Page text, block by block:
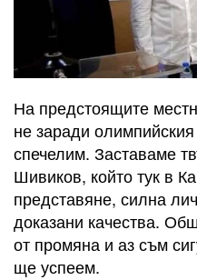
На предстоящите
не заради
спечелим. Заставаме
Шивиков, който тук в
представяне, силна
доказани качества.
от промяна и аз съм
ще успеем.